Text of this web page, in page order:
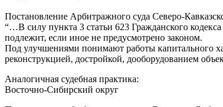
Постановление Арбитражного суда Северо-
“…В силу пункта 3 статьи 623 Гражданского
подлежит, если иное не предусмотрено законом.
Под улучшениями понимают работы капитального
реконструкцией, достройкой, дооборудованием
Аналогичная судебная практика:
Восточно-Сибирский округ